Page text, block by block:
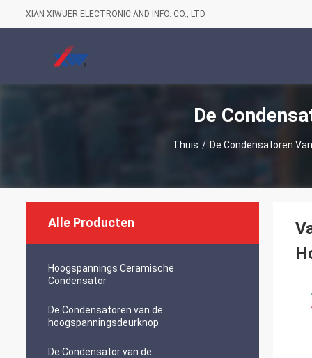
XIAN XIWUER ELECTRONIC AND INFO. CO., LTD
De
Thuis / De Condensatoren
Alle Producten
Hoogspannings Ceramische
Condensator
De Condensatoren van de
hoogspanningsdeurknop
De Condensator van de